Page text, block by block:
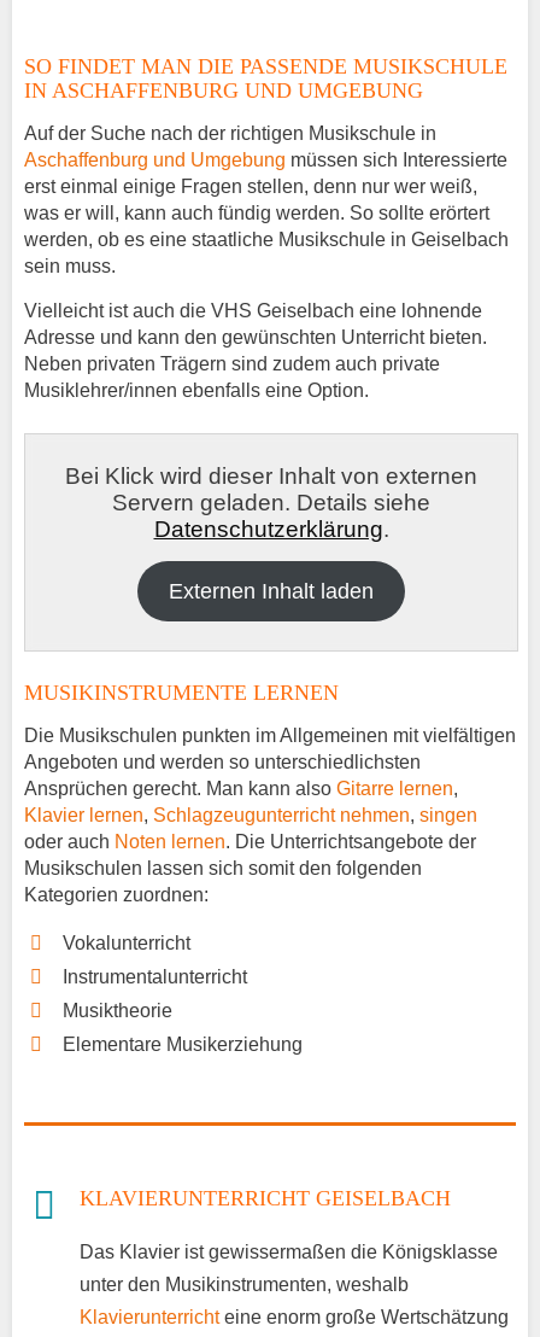
Gitarrenunterricht Geiselbach
Musiklehrer Stellenangebote – Geiselbach
SO FINDET MAN DIE PASSENDE MUSIKSCHULE
IN ASCHAFFENBURG UND UMGEBUNG
Auf der Suche nach der richtigen Musikschule in
Aschaffenburg und Umgebung müssen sich Interessierte
erst einmal einige Fragen stellen, denn nur wer weiß,
was er will, kann auch fündig werden. So sollte erörtert
werden, ob es eine staatliche Musikschule in Geiselbach
sein muss.
Vielleicht ist auch die VHS Geiselbach eine lohnende
Adresse und kann den gewünschten Unterricht bieten.
Neben privaten Trägern sind zudem auch private
Musiklehrer/innen ebenfalls eine Option.
Bei Klick wird dieser Inhalt von externen
Servern geladen. Details siehe
Datenschutzerklärung.
Externen Inhalt laden
MUSIKINSTRUMENTE LERNEN
Die Musikschulen punkten im Allgemeinen mit vielfältigen
Angeboten und werden so unterschiedlichsten
Ansprüchen gerecht. Man kann also Gitarre lernen,
Klavier lernen, Schlagzeugunterricht nehmen, singen
oder auch Noten lernen. Die Unterrichtsangebote der
Musikschulen lassen sich somit den folgenden
Kategorien zuordnen:
Vokalunterricht
Instrumentalunterricht
Musiktheorie
Elementare Musikerziehung
KLAVIERUNTERRICHT GEISELBACH
Das Klavier ist gewissermaßen die Königsklasse
unter den Musikinstrumenten, weshalb
Klavierunterrichteine enorm große Wertschätzung